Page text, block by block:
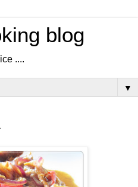
blog
....
▼